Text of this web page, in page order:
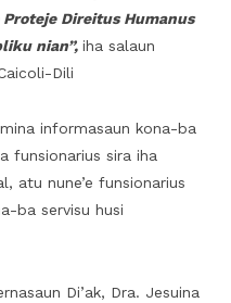
Proteje Direitus Humanus
nian”, iha salaun
Dili
informasaun kona-ba
funsionarius sira iha
atu nune’e funsionarius
ba servisu husi
Di’ak, Dra. Jesuina